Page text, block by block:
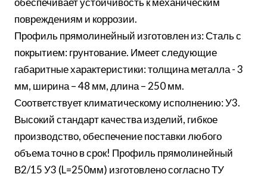
повреждениям и коррозии.
Профиль прямолинейный изготовлен из: Сталь с
покрытием: грунтование. Имеет следующие
габаритные характеристики: толщина металла - 3
мм, ширина – 48 мм, длина – 250 мм.
Соответствует климатическому исполнению: У3.
Высокий стандарт качества изделий, гибкое
производство, обеспечение поставки любого
объема точно в срок! Профиль прямолинейный
В2/15 У3 (L=250мм) изготовлено согласно ТУ